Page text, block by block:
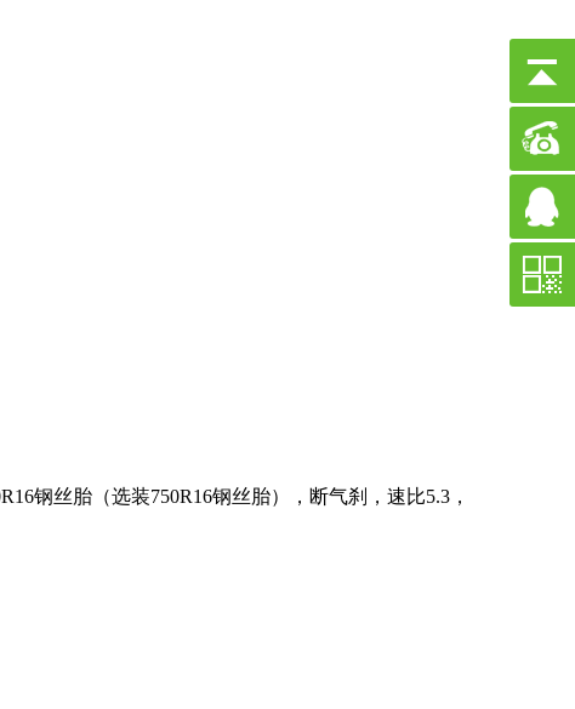
公司新闻
钢丝胎（选装750R16钢丝胎），断气刹，速比5.3，